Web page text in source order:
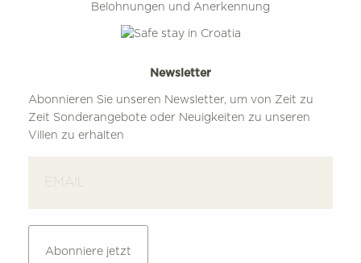
Belohnungen und Anerkennung
Newsletter
Abonnieren Sie unseren Newsletter, um von Zeit zu
Zeit Sonderangebote oder Neuigkeiten zu unseren
Villen zu erhalten
Abonniere jetzt